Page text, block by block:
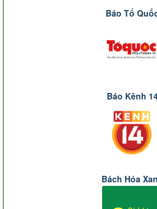
Báo Tổ
Báo Kênh
Bách Hóa